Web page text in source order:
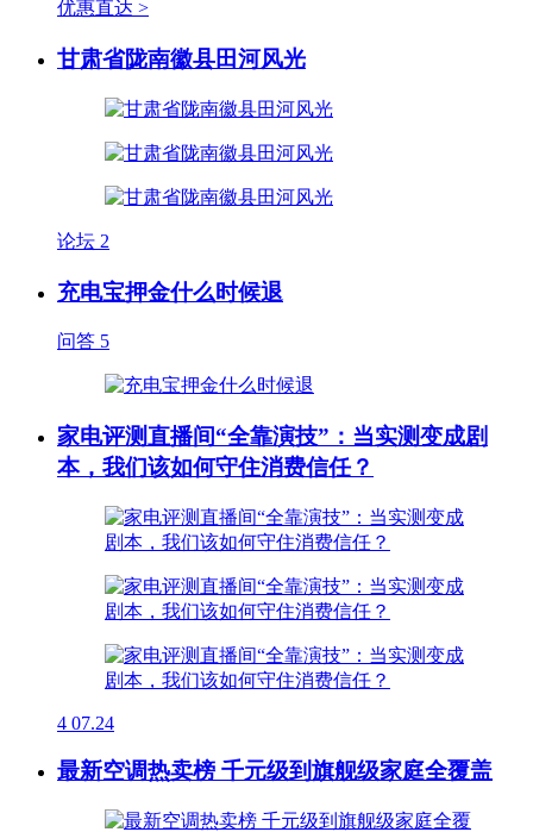
优惠直达 >
甘肃省陇南徽县田河风光
论坛 2
充电宝押金什么时候退
问答 5
家电评测直播间“全靠演技”：当实测变成剧
本，我们该如何守住消费信任？
4 07.24
最新空调热卖榜 千元级到旗舰级家庭全覆盖